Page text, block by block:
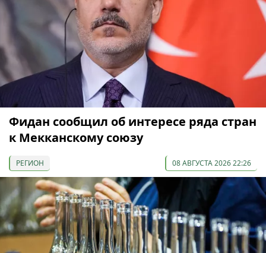
Фидан сообщил об интересе ряда стран
к Мекканскому союзу
РЕГИОН 08 АВГУСТА 2026 22:26